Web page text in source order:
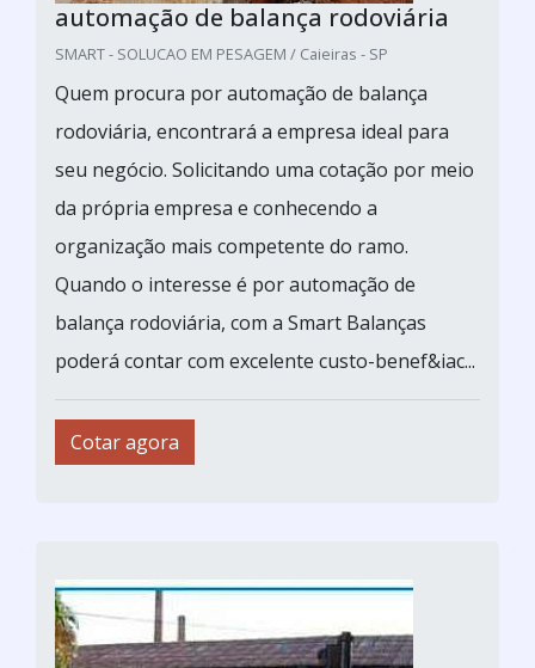
automação de balança rodoviária
SMART - SOLUCAO EM PESAGEM / Caieiras - SP
Quem procura por automação de balança
rodoviária, encontrará a empresa ideal para
seu negócio. Solicitando uma cotação por meio
da própria empresa e conhecendo a
organização mais competente do ramo.
Quando o interesse é por automação de
balança rodoviária, com a Smart Balanças
poderá contar com excelente custo-benef&iac...
Cotar agora